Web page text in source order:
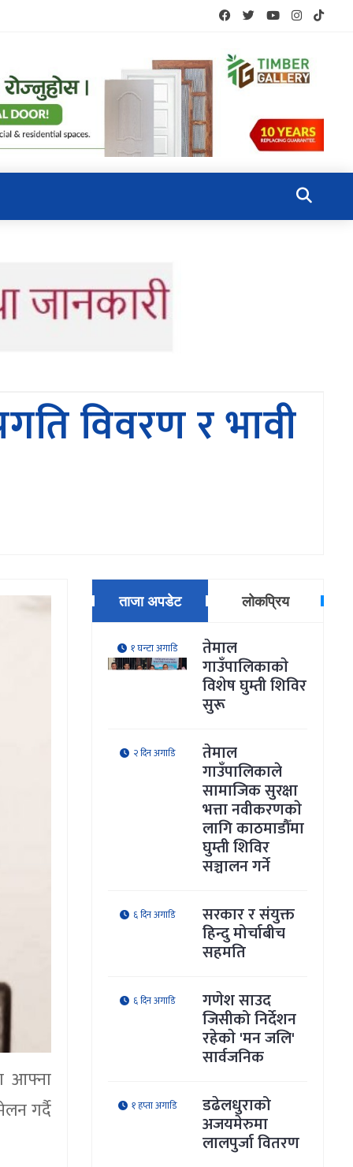
विवरण र भावी
आफ्ना
गर्दै
ताजा अपडेट लोकप्रिय
१ घन्टा अगाडि तेमाल
गाउँपालिकाकाे
विशेष घुम्ती शिविर
सुरू
२ दिन अगाडि तेमाल
गाउँपालिकाले
सामाजिक सुरक्षा
भत्ता नवीकरणकाे
लागि काठमाडौँमा
घुम्ती शिविर
सञ्चालन गर्ने
६ दिन अगाडि सरकार र संयुक्त
हिन्दु मोर्चाबीच
सहमति
६ दिन अगाडि गणेश साउद
जिसीको निर्देशन
रहेकाे 'मन जलि'
सार्वजनिक
१ हप्ता अगाडि डढेलधुराको
अजयमेरुमा
लालपुर्जा वितरण